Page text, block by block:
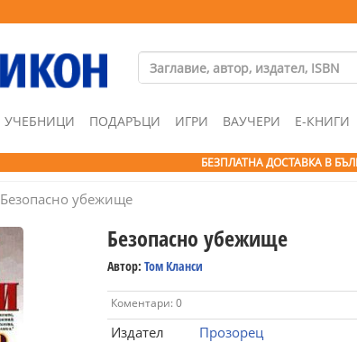
УЧЕБНИЦИ ПОДАРЪЦИ ИГРИ ВАУЧЕРИ Е-КНИГИ
БЕЗПЛАТНА ДОСТАВКА В
Безопасно убежище
Безопасно убежище
Автор: Том Кланси
Коментари: 0
Издател
Прозорец